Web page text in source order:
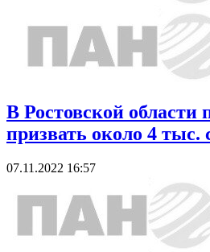
В Ростовской области
призвать около 4 тыс.
07.11.2022 16:57